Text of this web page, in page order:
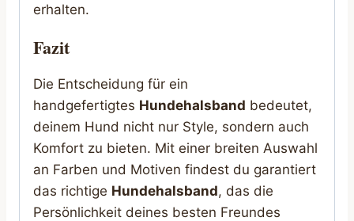
erhalten.
Fazit
Die Entscheidung für ein
handgefertigtes Hundehalsband bedeutet,
deinem Hund nicht nur Style, sondern auch
Komfort zu bieten. Mit einer breiten Auswahl
an Farben und Motiven findest du garantiert
das richtige Hundehalsband, das die
Persönlichkeit deines besten Freundes